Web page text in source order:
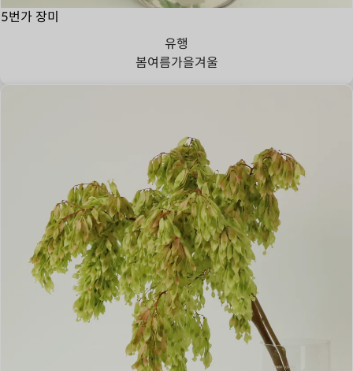
5번가 장미
유행
봄여름가을겨울